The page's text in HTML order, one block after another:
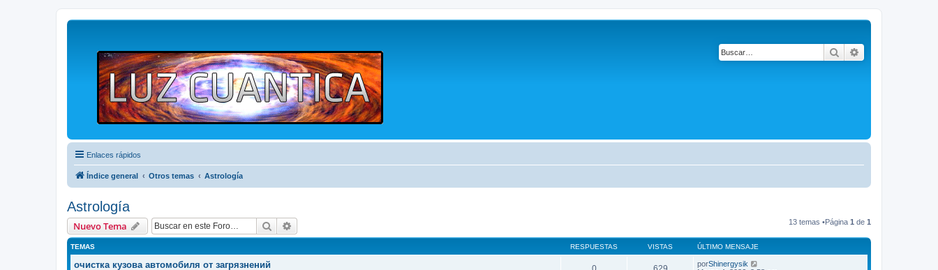
Buscar
Enlaces rápidos
Índice general Otros temas Astrología
Astrología
Nuevo Tema Buscar 13 temas •Página 1 de 1
TEMAS RESPUESTAS VISTAS ÚLTIMO MENSAJE
очистка кузова автомобиля от загрязнений porShinergysik